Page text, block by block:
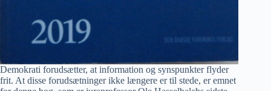
Demokrati forudsætter, at information og synspunkter flyder
frit. At disse forudsætninger ikke længere er til stede, er emnet